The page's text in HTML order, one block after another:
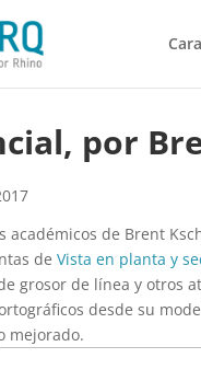
por
académicos de Brent
deVista en planta y
grosor de línea y otros
desde su
mejorado.